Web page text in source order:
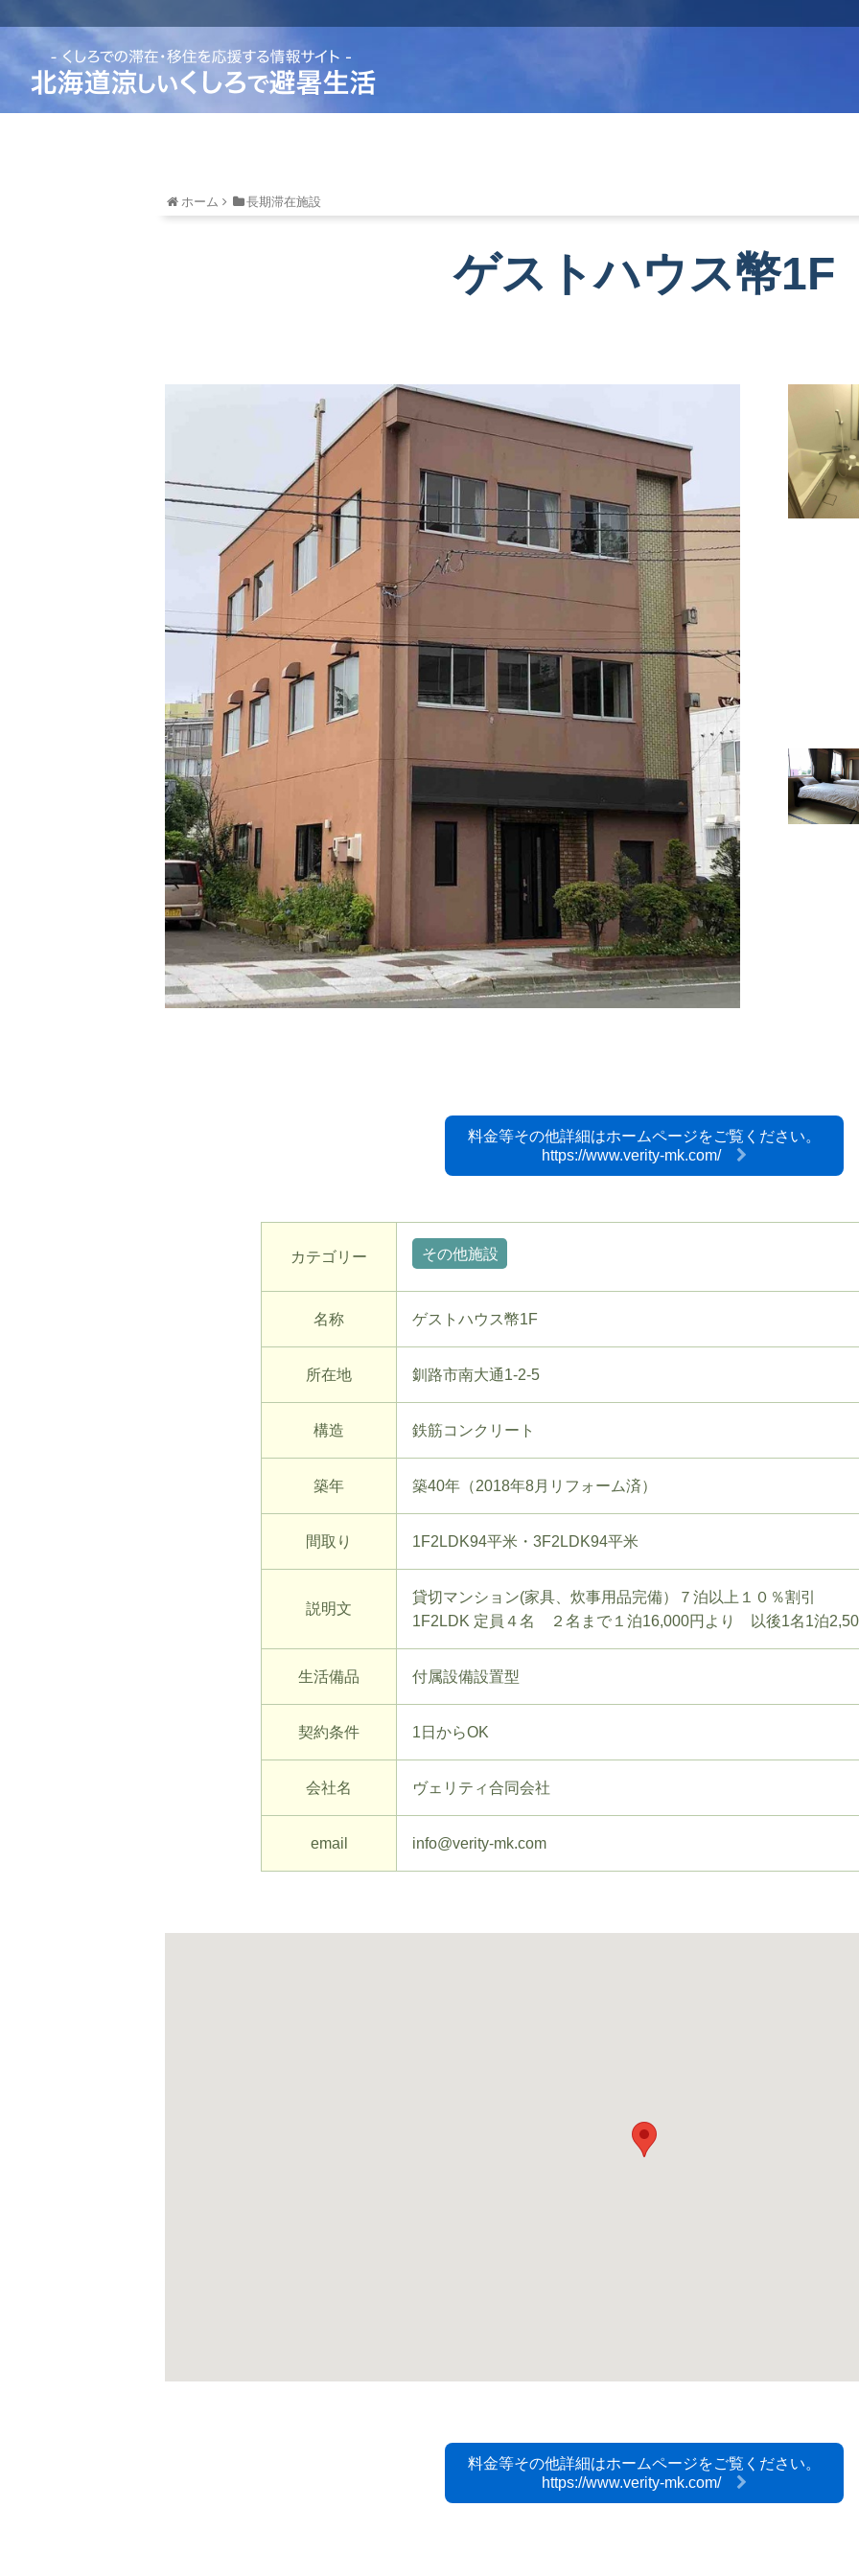
ホーム 長期滞在施設
ゲストハウス幣1F
料金等その他詳細はホームページをご覧ください。
https://www.verity-mk.com/
カテゴリー その他施設
名称 ゲストハウス幣1F
所在地 釧路市南大通1-2-5
構造 鉄筋コンクリート
築年 築40年（2018年8月リフォーム済）
間取り 1F2LDK94平米・3F2LDK94平米
説明文
貸切マンション(家具、炊事用品完備）７泊以上１０％割引
1F2LDK 定員４名 ２名まで１泊16,000円より 以後1名1泊
生活備品 付属設備設置型
契約条件 1日からOK
会社名 ヴェリティ合同会社
email info@verity-mk.com
料金等その他詳細はホームページをご覧ください。
https://www.verity-mk.com/